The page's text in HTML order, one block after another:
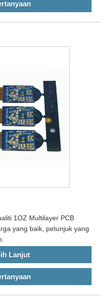
1OZ Multilayer PCB
yang baik, petunjuk yang
Lanjut